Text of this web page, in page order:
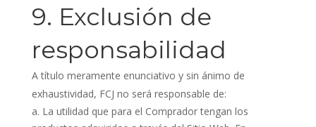
9. Exclusión de
responsabilidad
A título meramente enunciativo y sin ánimo de
exhaustividad, FCJ no será responsable de:
La utilidad que para el Comprador tengan los